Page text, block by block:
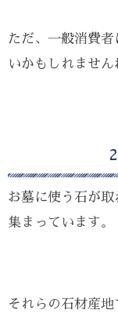
ただ、一般消費
いかもしれません
お墓に使う石が
集まっています。
それらの石材産